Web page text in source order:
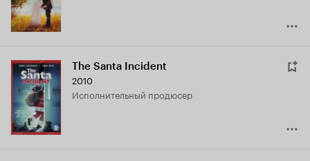
The Santa Incident
2010
исполнительный продюсер